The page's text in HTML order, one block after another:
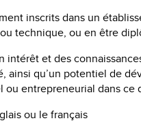
inscrits dans un
technique, ou en être
intérêt et des
ainsi qu’un potentiel de
ou entrepreneurial dans ce
ou le français